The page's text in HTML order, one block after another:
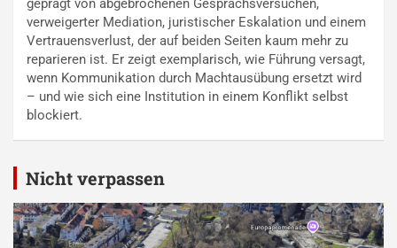
geprägt von abgebrochenen Gesprächsversuchen,
verweigerter Mediation, juristischer Eskalation und einem
Vertrauensverlust, der auf beiden Seiten kaum mehr zu
reparieren ist. Er zeigt exemplarisch, wie Führung versagt,
wenn Kommunikation durch Machtausübung ersetzt wird
– und wie sich eine Institution in einem Konflikt selbst
blockiert.
Nicht verpassen